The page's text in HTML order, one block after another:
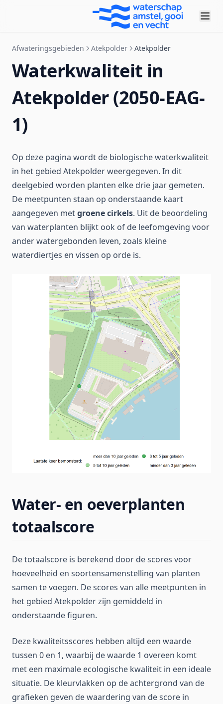
Afwateringsgebieden Atekpolder Atekpolder
Waterkwaliteit in
Atekpolder (2050-EAG-
1)
Op deze pagina wordt de biologische waterkwaliteit
in het gebied Atekpolder weergegeven. In dit
deelgebied worden planten elke drie jaar gemeten.
De meetpunten staan op onderstaande kaart
aangegeven metgroene cirkels. Uit de beoordeling
van waterplanten blijkt ook of de leefomgeving voor
ander watergebonden leven, zoals kleine
waterdiertjes en vissen op orde is.
Water- en oeverplanten
totaalscore
De totaalscore is berekend door de scores voor
hoeveelheid en soortensamenstelling van planten
samen te voegen. De scores van alle meetpunten in
het gebied Atekpolder zijn gemiddeld in
onderstaande figuren.
Deze kwaliteitsscores hebben altijd een waarde
tussen 0 en 1, waarbij de waarde 1 overeen komt
met een maximale ecologische kwaliteit in een ideale
situatie. De kleurvlakken op de achtergrond van de
grafieken geven de waardering van de score in